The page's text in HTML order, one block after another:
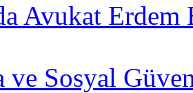
Avukat Erdem
ve Sosyal